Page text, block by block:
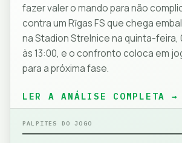
fazer valer o mando para não
contra um Rīgas FS que chega
na Stadion Strelnice na quinta-feira,
às 13:00, e o confronto coloca em
para a próxima fase.
LER A ANÁLISE COMPLETA →
PALPITES DO JOGO